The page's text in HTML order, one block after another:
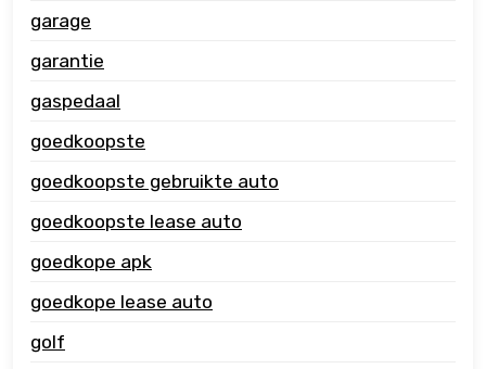
garage
garantie
gaspedaal
goedkoopste
goedkoopste gebruikte auto
goedkoopste lease auto
goedkope apk
goedkope lease auto
golf